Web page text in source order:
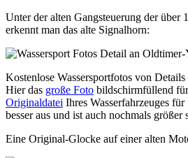
Unter der alten Gangsteuerung der über
erkennt man das alte Signalhorn:
Kostenlose Wassersportfotos von
Hier das große Foto bildschirmfüllend
Originaldatei Ihres Wasserfahrzeuges
besser aus und ist auch nochmals größer
Eine Original-Glocke auf einer alten